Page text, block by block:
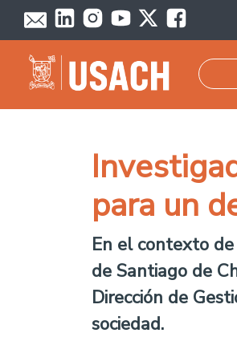
Pasar al contenido principal
para un
En el contexto
de Santiago de
Dirección de
sociedad.